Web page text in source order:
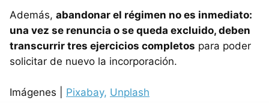
Además, abandonar el régimen no es inmediato:
una vez se renuncia o se queda excluido, deben
transcurrir tres ejercicios completos para poder
solicitar de nuevo la incorporación.
Imágenes | Pixabay, Unplash